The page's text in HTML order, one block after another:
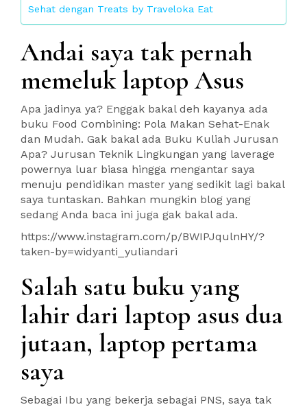
Sehat dengan Treats by Traveloka Eat
Andai saya tak pernah
memeluk laptop Asus
Apa jadinya ya? Enggak bakal deh kayanya ada
buku Food Combining: Pola Makan Sehat-Enak
dan Mudah. Gak bakal ada Buku Kuliah Jurusan
Apa? Jurusan Teknik Lingkungan yang laverage
powernya luar biasa hingga mengantar saya
menuju pendidikan master yang sedikit lagi bakal
saya tuntaskan. Bahkan mungkin blog yang
sedang Anda baca ini juga gak bakal ada.
https://www.instagram.com/p/BWIPJqulnHY/?
taken-by=widyanti_yuliandari
Salah satu buku yang
lahir dari laptop asus dua
jutaan, laptop pertama
saya
Sebagai Ibu yang bekerja sebagai PNS, saya tak